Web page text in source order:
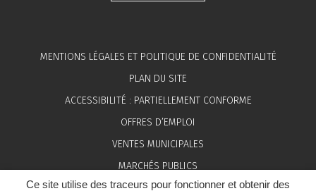
Ce site utilise des traceurs pour fonctionner et obtenir des
MENTIONS LÉGALES ET POLITIQUE DE CONFIDENTIALITÉ
PLAN DU SITE
ACCESSIBILITÉ : PARTIELLEMENT CONFORME
OFFRES D’EMPLOI
VENTES MUNICIPALES
MARCHÉS PUBLICS
ESPACE PRESSE